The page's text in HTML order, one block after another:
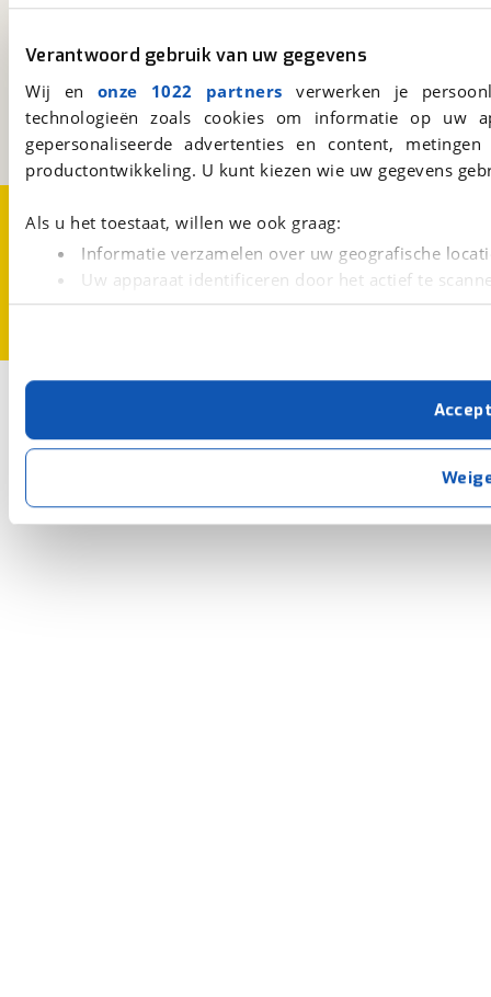
Verantwoord gebruik van uw gegevens
Wij en onze 1022 partners verwerken je
technologieën zoals cookies om informatie op
gepersonaliseerde advertenties en content,
productontwikkeling. U kunt kiezen wie uw gegevens
Als u het toestaat, willen we ook graag:
Informatie verzamelen over uw geografische
Uw apparaat identificeren door het actief te
Lees meer over hoe uw persoonlijke gegevens worden
Met cookies en vergelijkbare technieken zorgen we
cookies zorgen ervoor dat de website goed werkt.
verbeteren. We tonen je graag relevante advertenties
buiten onze website volgt – uiteraard op
. Als je weigert, plaatsen we alleen
kun je later altijd aanpassen via devoorkeurenpagina.
viaBOVAG.nl
3981 AJ
Bunnik
Een initiatief van
BOVAG
CookievoorkeurenVacatures